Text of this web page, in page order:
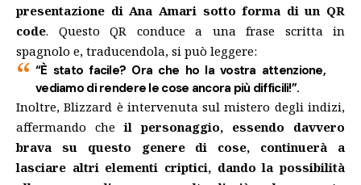
presentazione di Ana Amari sotto forma di un QR
code. Questo QR conduce a una frase scritta in
spagnolo e, traducendola, si può leggere:
“È stato facile? Ora che ho la vostra attenzione,
vediamo di rendere le cose ancora più difficili!”.
Inoltre, Blizzard è intervenuta sul mistero degli indizi,
affermando cheil personaggio, essendo davvero
brava su questo genere di cose, continuerà a
lasciare altri elementi criptici, dando la possibilità